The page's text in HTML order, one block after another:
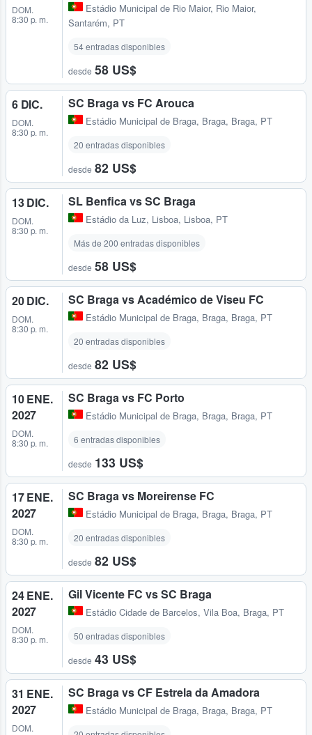
DOM.
8:30 p. m.
Estádio Municipal de Rio Maior, Rio Maior,
Santarém, PT
54 entradas disponibles
desde 58 US$
6 DIC.
DOM.
8:30 p. m.
SC Braga vs FC Arouca
Estádio Municipal de Braga, Braga, Braga, PT
20 entradas disponibles
desde 82 US$
13 DIC.
DOM.
8:30 p. m.
SL Benfica vs SC Braga
Estádio da Luz, Lisboa, Lisboa, PT
Más de 200 entradas disponibles
desde 58 US$
20 DIC.
DOM.
8:30 p. m.
SC Braga vs Académico de Viseu FC
Estádio Municipal de Braga, Braga, Braga, PT
20 entradas disponibles
desde 82 US$
10 ENE.
2027
DOM.
8:30 p. m.
SC Braga vs FC Porto
Estádio Municipal de Braga, Braga, Braga, PT
6 entradas disponibles
desde 133 US$
17 ENE.
2027
DOM.
8:30 p. m.
SC Braga vs Moreirense FC
Estádio Municipal de Braga, Braga, Braga, PT
20 entradas disponibles
desde 82 US$
24 ENE.
2027
DOM.
8:30 p. m.
Gil Vicente FC vs SC Braga
Estádio Cidade de Barcelos, Vila Boa, Braga, PT
50 entradas disponibles
desde 43 US$
31 ENE.
2027
DOM.
SC Braga vs CF Estrela da Amadora
Estádio Municipal de Braga, Braga, Braga, PT